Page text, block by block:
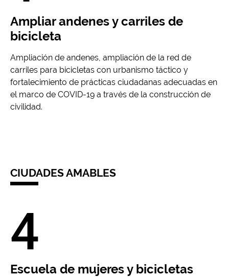
Ampliar andenes y carriles de
bicicleta
Ampliación de andenes, ampliación de la red de
carriles para bicicletas con urbanismo táctico y
fortalecimiento de prácticas ciudadanas adecuadas en
el marco de COVID-19 a través de la construcción de
civilidad.
CIUDADES AMABLES
4
Escuela de mujeres y bicicletas